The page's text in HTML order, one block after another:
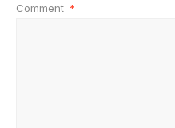
Comment *